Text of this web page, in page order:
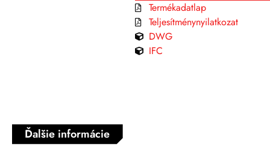
Termékadatlap
Teljesítménynyilatkozat
DWG
IFC
Ďalšie informácie